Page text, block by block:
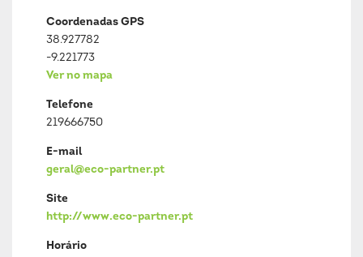
Coordenadas GPS
38.927782
-9.221773
Ver no mapa
Telefone
219666750
E-mail
geral@eco-partner.pt
Site
http://www.eco-partner.pt
Horário